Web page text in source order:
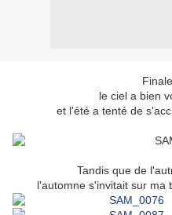
le ciel a bien
et l'été a tenté de
Tandis que de
l'automne s'invitait sur ma